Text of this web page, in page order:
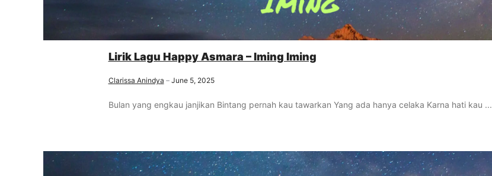
Lirik Lagu Happy Asmara – Iming Iming
Clarissa Anindya June 5, 2025
Bulan yang engkau janjikan Bintang pernah kau tawarkan Yang ada hanya celaka Karna hati kau ...